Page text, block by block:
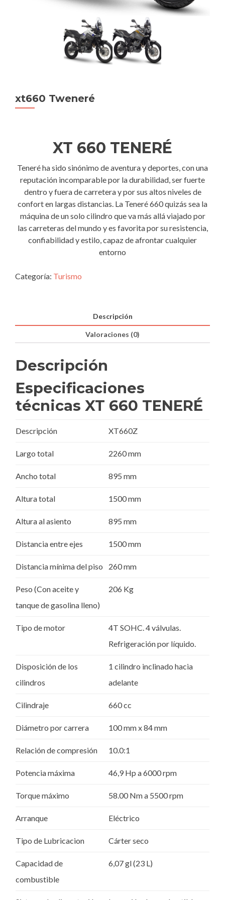
xt660 Tweneré
XT 660 TENERÉ
Teneré ha sido sinónimo de aventura y deportes, con una
reputación incomparable por la durabilidad, ser fuerte
dentro y fuera de carretera y por sus altos niveles de
confort en largas distancias. La Teneré 660 quizás sea la
máquina de un solo cilindro que va más allá viajado por
las carreteras del mundo y es favorita por su resistencia,
confiabilidad y estilo, capaz de afrontar cualquier
entorno
Categoría: Turismo
Descripción
Valoraciones (0)
Descripción
Especificaciones
técnicas XT 660 TENERÉ
Descripción XT660Z
Largo total 2260 mm
Ancho total 895 mm
Altura total 1500 mm
Altura al asiento 895 mm
Distancia entre ejes 1500 mm
Distancia mínima del piso 260 mm
Peso (Con aceite y
tanque de gasolina lleno)
206 Kg
Tipo de motor
4T SOHC. 4 válvulas.
Refrigeración por líquido.
Disposición de los
cilindros
1 cilindro inclinado hacia
adelante
Cilindraje 660 cc
Diámetro por carrera 100 mm x 84 mm
Relación de compresión 10.0:1
Potencia máxima 46,9 Hp a 6000 rpm
Torque máximo 58.00 Nm a 5500 rpm
Arranque Eléctrico
Tipo de Lubricacion Cárter seco
Capacidad de
combustible
6,07 gl (23 L)